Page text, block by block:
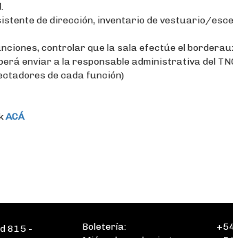
de dirección, inventario de vestuario/
controlar que la sala efectúe el
enviar a la responsable administrativa del
de cada función)
ACÁ
815 -
Boletería: